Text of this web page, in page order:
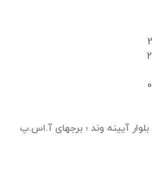
آیینه وند ؛ برجهای آ.اس.پ